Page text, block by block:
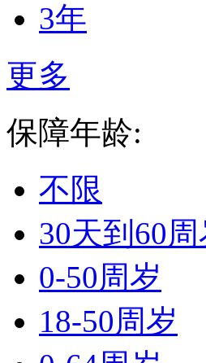
3年
更多
保障年龄:
不限
30天到60周
0-50周岁
18-50周岁